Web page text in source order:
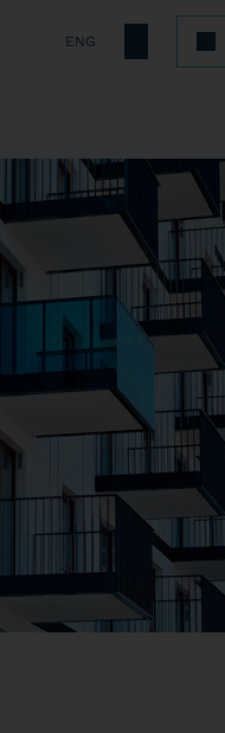
ENG